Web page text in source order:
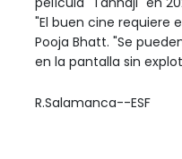
"El buen cine requiere
Pooja Bhatt. "Se
en la pantalla sin
R.Salamanca--ESF